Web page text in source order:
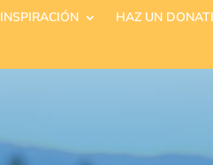
INSPIRACIÓN
HAZ UN